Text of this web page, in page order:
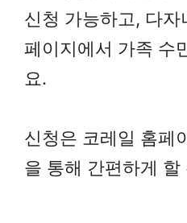
신청 가능하고, 다
페이지에서 가족 수
요.
신청은 코레일 홈페
을 통해 간편하게 할